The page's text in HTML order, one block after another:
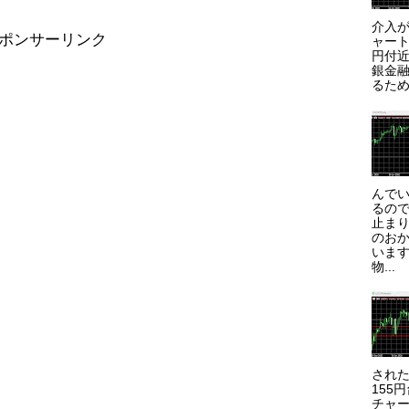
ンサーリンク
介入
ャー
円付
銀金
るた
んで
るの
止ま
のお
いま
物...
され
155
チャ